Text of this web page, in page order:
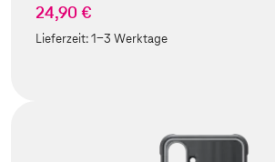
24,90 €
Lieferzeit:1-3 Werktage